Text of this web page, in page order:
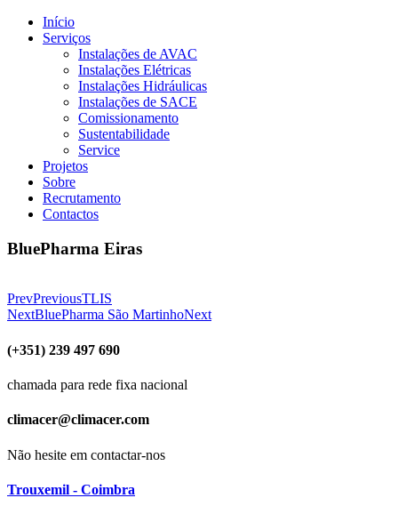
Início
Serviços
Instalações de AVAC
Instalações Elétricas
Instalações Hidráulicas
Instalações de SACE
Comissionamento
Sustentabilidade
Service
Projetos
Sobre
Recrutamento
Contactos
BluePharma Eiras
PrevPreviousTLIS
NextBluePharma São MartinhoNext
(+351) 239 497 690
chamada para rede fixa nacional
climacer@climacer.com
Não hesite em contactar-nos
Trouxemil - Coimbra